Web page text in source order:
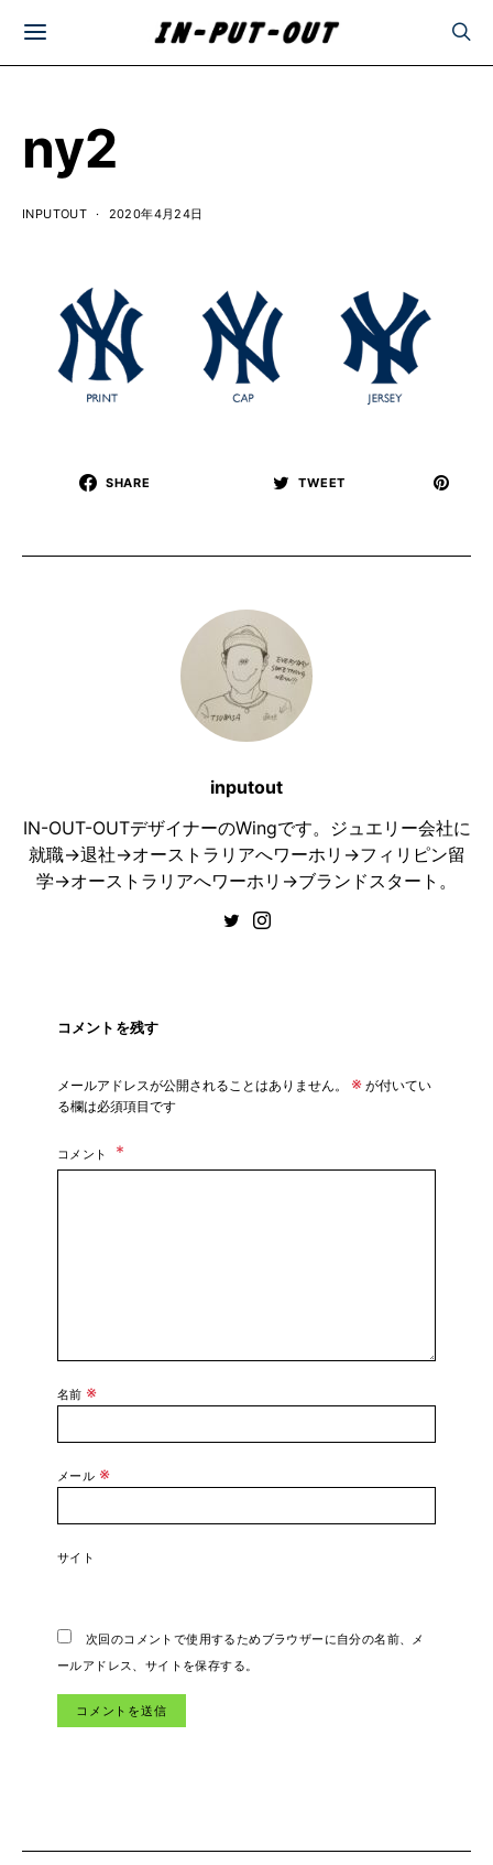
ny2
INPUTOUT 2020年4月24日
SHARE TWEET
inputout
IN-OUT-OUTデザイナーのWingです。ジュエリー会社に
就職→退社→オーストラリアへワーホリ→フィリピン留
学→オーストラリアへワーホリ→ブランドスタート。
コメントを残す
メールアドレスが公開されることはありません。 ※ が付いてい
る欄は必須項目です
コメント
名前 ※
メール ※
サイト
次回のコメントで使用するためブラウザーに自分の名前、メ
ールアドレス、サイトを保存する。